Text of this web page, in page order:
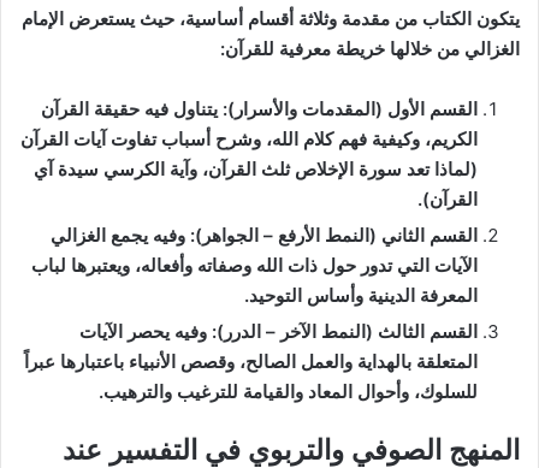
يتكون الكتاب من مقدمة وثلاثة أقسام أساسية، حيث يستعرض الإمام
الغزالي من خلالها خريطة معرفية للقرآن:
القسم الأول (المقدمات والأسرار): يتناول فيه حقيقة القرآن
الكريم، وكيفية فهم كلام الله، وشرح أسباب تفاوت آيات القرآن
(لماذا تعد سورة الإخلاص ثلث القرآن، وآية الكرسي سيدة آي
القرآن).
القسم الثاني (النمط الأرفع – الجواهر): وفيه يجمع الغزالي
الآيات التي تدور حول ذات الله وصفاته وأفعاله، ويعتبرها لباب
المعرفة الدينية وأساس التوحيد.
القسم الثالث (النمط الآخر – الدرر): وفيه يحصر الآيات
المتعلقة بالهداية والعمل الصالح، وقصص الأنبياء باعتبارها عبراً
للسلوك، وأحوال المعاد والقيامة للترغيب والترهيب.
المنهج الصوفي والتربوي في التفسير عند